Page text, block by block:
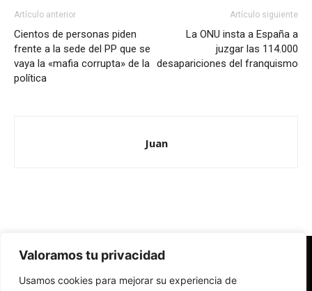
Valoramos tu privacidad
Usamos cookies para mejorar su experiencia de
Artículo anterior
Cientos de personas piden
frente a la sede del PP que se
vaya la «mafia corrupta» de la
política
Artículo siguiente
La ONU insta a España a
juzgar las 114.000
desapariciones del franquismo
Juan
Redes Cristianas
Una mirada alternativa sobre la Iglesia católica y la sociedad